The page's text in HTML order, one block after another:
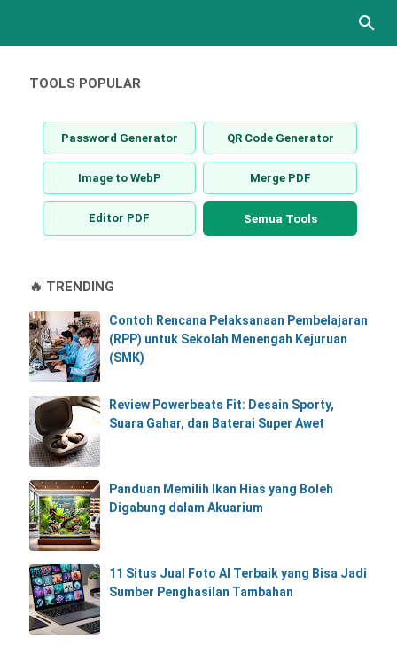
TOOLS POPULAR
Password Generator QR Code Generator
Image to WebP Merge PDF
Editor PDF Semua Tools
🔥 TRENDING
Contoh Rencana Pelaksanaan Pembelajaran
(RPP) untuk Sekolah Menengah Kejuruan
(SMK)
Review Powerbeats Fit: Desain Sporty,
Suara Gahar, dan Baterai Super Awet
Panduan Memilih Ikan Hias yang Boleh
Digabung dalam Akuarium
11 Situs Jual Foto AI Terbaik yang Bisa Jadi
Sumber Penghasilan Tambahan